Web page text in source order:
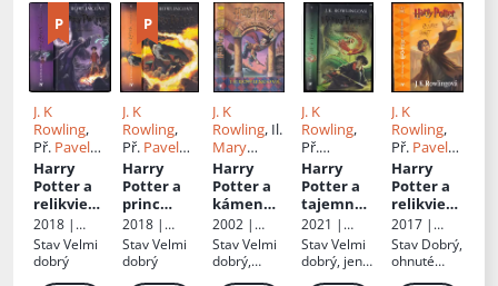
J. K
Rowling,
Př. Pavel
Medek
Harry
Potter a
relikvie
smrti
2018 |
Albatros
StavVelmi
dobrý
J. K
Rowling,
Př. Pavel
Medek
Harry
Potter a
princ
dvojí krve
2018 |
Albatros
StavVelmi
dobrý
J. K
Rowling, Il.
Mary
GrandPré
Př.
Vladimír
Medek
Harry
Potter a
kámen
mudrců
[1]
2002 |
Albatros
StavVelmi
dobrý,
J. K
Rowling,
Př.
Vladimír
Medek
Harry
Potter a
tajemná
komnata
2021 |
Albatros
StavVelmi
dobrý, jen
J. K
Rowling,
Př. Pavel
Medek
Harry
Potter a
relikvie
smrti
2017 |
Albatros
Stav Dobrý,
ohnuté